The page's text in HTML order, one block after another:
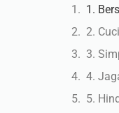
1.
2.
3.
4.
5.